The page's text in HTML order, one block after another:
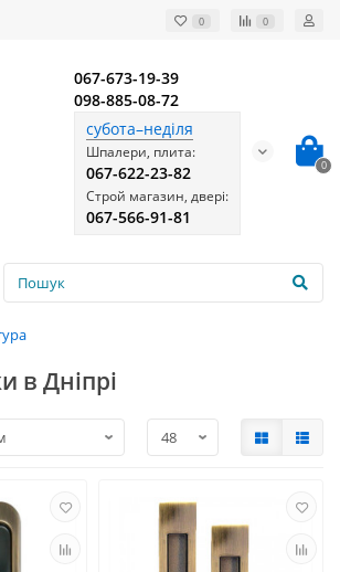
0 0
067-673-19-39
098-885-08-72
субота–неділя
Шпалери, плита:
067-622-23-82
Строй магазин, двері:
067-566-91-81
0
в Дніпрі